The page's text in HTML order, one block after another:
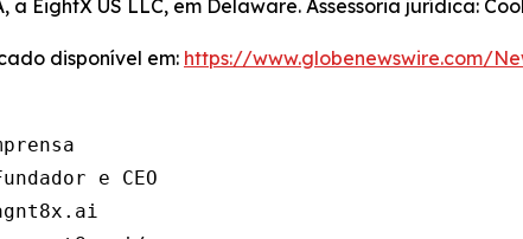
a EightX US LLC, em Delaware. Assessoria jurídica:
disponível em: https://www.globenewswire.com/
e CEO